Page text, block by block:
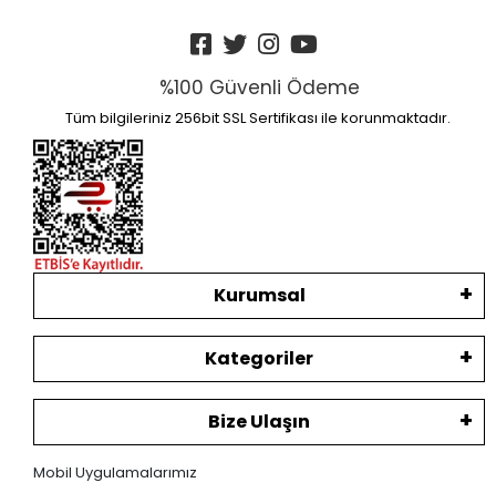
%100 Güvenli Ödeme
Tüm bilgileriniz 256bit SSL Sertifikası ile korunmaktadır.
Kurumsal
Kategoriler
Bize Ulaşın
Mobil Uygulamalarımız